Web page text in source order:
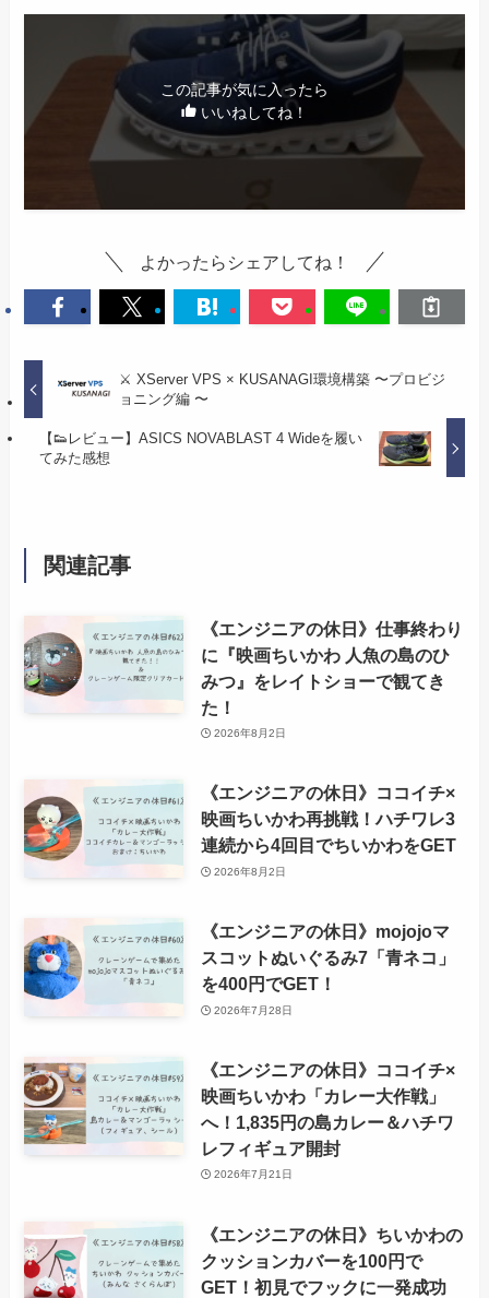
この記事が気に入ったら
いいねしてね！
よかったらシェアしてね！
⚔️ XServer VPS × KUSANAGI環境構築 〜プロビジ
ョニング編 〜
【👟レビュー】ASICS NOVABLAST 4 Wideを履い
てみた感想
関連記事
《エンジニアの休日》仕事終わり
に『映画ちいかわ 人魚の島のひ
みつ』をレイトショーで観てき
た！
2026年8月2日
《エンジニアの休日》ココイチ×
映画ちいかわ再挑戦！ハチワレ3
連続から4回目でちいかわをGET
2026年8月2日
《エンジニアの休日》mojojoマ
スコットぬいぐるみ7「青ネコ」
を400円でGET！
2026年7月28日
《エンジニアの休日》ココイチ×
映画ちいかわ「カレー大作戦」
へ！1,835円の島カレー＆ハチワ
レフィギュア開封
2026年7月21日
《エンジニアの休日》ちいかわの
クッションカバーを100円で
GET！初見でフックに一発成功